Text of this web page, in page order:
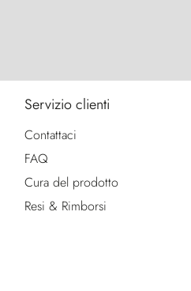
Servizio clienti
Contattaci
FAQ
Cura del prodotto
Resi & Rimborsi